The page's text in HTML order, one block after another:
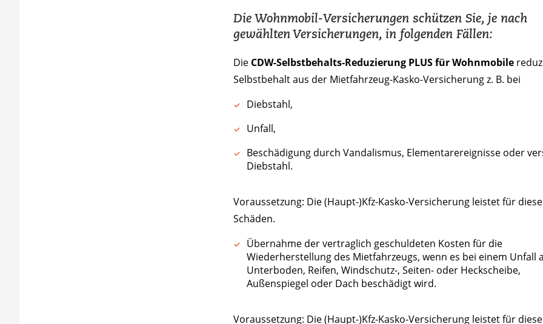
Die Wohnmobil-Versicherungen schützen Sie, je nach
gewählten Versicherungen, in folgenden Fällen:
Die CDW-Selbstbehalts-Reduzierung PLUS für Wohnmobile
Selbstbehalt aus der Mietfahrzeug-Kasko-Versicherung z. B. bei
Diebstahl,
Unfall,
Beschädigung durch Vandalismus, Elementarereignisse oder
Diebstahl.
Voraussetzung: Die (Haupt-)Kfz-Kasko-Versicherung leistet für diese
Schäden.
Übernahme der vertraglich geschuldeten Kosten für die
Wiederherstellung des Mietfahrzeugs, wenn es bei einem Unfall
Unterboden, Reifen, Windschutz-, Seiten- oder Heckscheibe,
Außenspiegel oder Dach beschädigt wird.
Voraussetzung: Die (Haupt-)Kfz-Kasko-Versicherung leistet für diese